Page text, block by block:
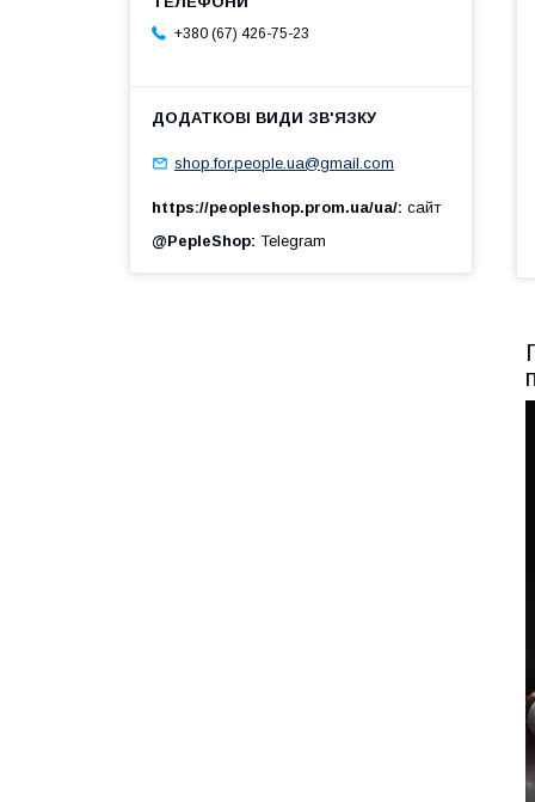
+380 (67) 426-75-23
shop.for.people.ua@gmail.com
https://peopleshop.prom.ua/ua/ сайт
@PepleShop Telegram